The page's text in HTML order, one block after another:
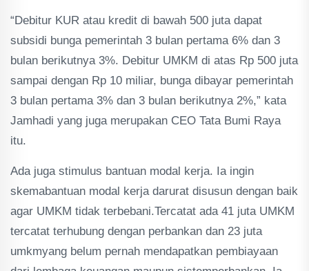
“Debitur KUR atau kredit di bawah 500 juta dapat
subsidi bunga pemerintah 3 bulan pertama 6% dan 3
bulan berikutnya 3%. Debitur UMKM di atas Rp 500 juta
sampai dengan Rp 10 miliar, bunga dibayar pemerintah
3 bulan pertama 3% dan 3 bulan berikutnya 2%,” kata
Jamhadi yang juga merupakan CEO Tata Bumi Raya
itu.
Ada juga stimulus bantuan modal kerja. Ia ingin
skemabantuan modal kerja darurat disusun dengan baik
agar UMKM tidak terbebani.Tercatat ada 41 juta UMKM
tercatat terhubung dengan perbankan dan 23 juta
umkmyang belum pernah mendapatkan pembiayaan